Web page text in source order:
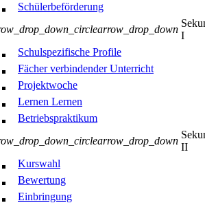
Schülerbeförderung
arrow_drop_down
I
Schulspezifische Profile
Fächer verbindender Unterricht
Projektwoche
Lernen Lernen
Betriebspraktikum
arrow_drop_down
II
Kurswahl
Bewertung
Einbringung